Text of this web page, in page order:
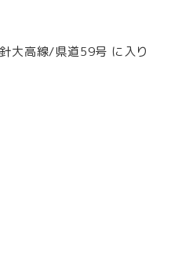
大高線/県道59号 に入り